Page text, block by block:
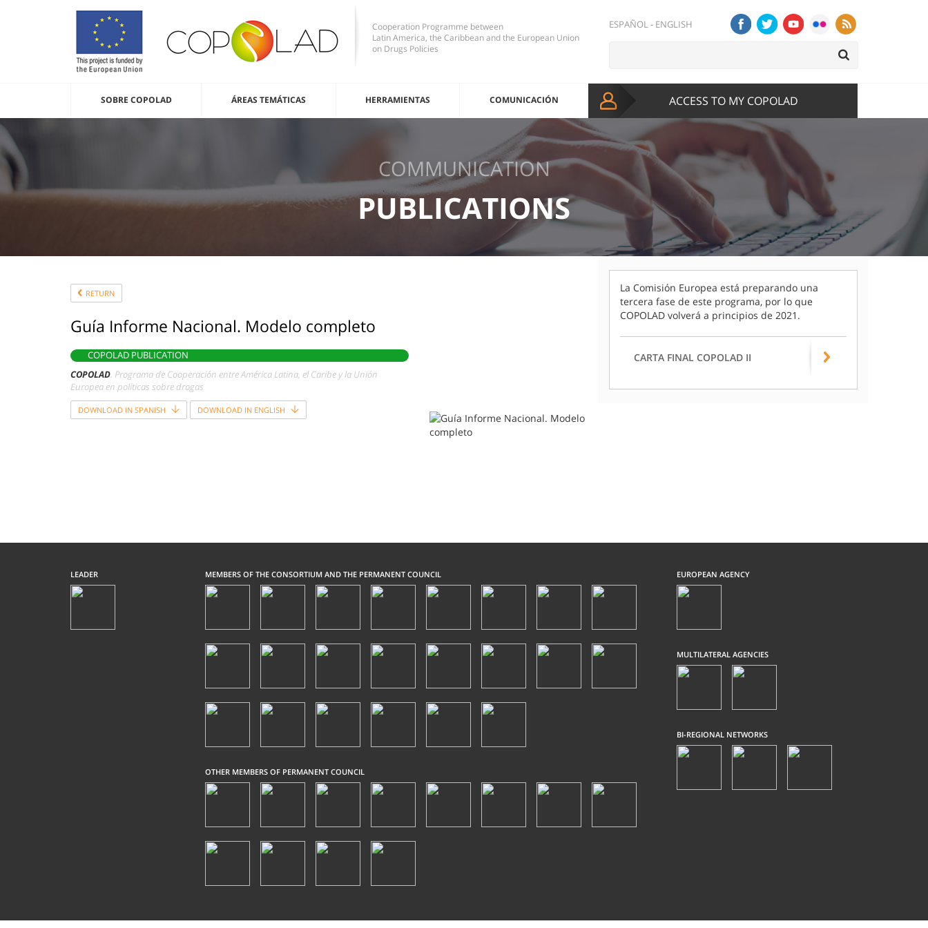
Cooperation Programme between
Latin America, the Caribbean and the European Union
on Drugs Policies
ESPAÑOL- ENGLISH
SOBRE COPOLAD ÁREAS TEMÁTICAS HERRAMIENTAS COMUNICACIÓN ACCESS TO MY COPOLAD
COMMUNICATION
PUBLICATIONS
RETURN
Guía Informe Nacional. Modelo completo
COPOLAD PUBLICATION
COPOLAD. Programa de Cooperación entre América Latina, el Caribe y la Unión
Europea en políticas sobre drogas
DOWNLOAD IN SPANISH DOWNLOAD IN ENGLISH
La Comisión Europea está preparando una
tercera fase de este programa, por lo que
COPOLAD volverá a principios de 2021.
CARTA FINAL COPOLAD II
LEADER MEMBERS OF THE CONSORTIUM AND THE PERMANENT COUNCIL
OTHER MEMBERS OF PERMANENT COUNCIL
EUROPEAN AGENCY
MULTILATERAL AGENCIES
BI-REGIONAL NETWORKS